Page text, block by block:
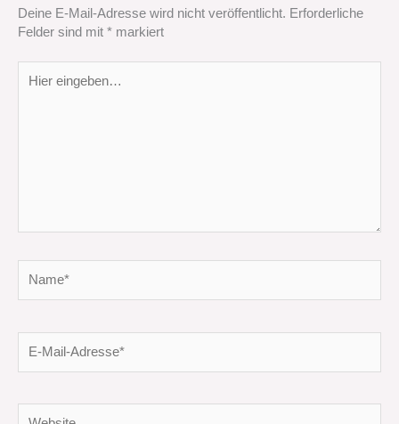
Deine E-Mail-Adresse wird nicht veröffentlicht. Erforderliche
Felder sind mit * markiert
eingeben…
Mail-